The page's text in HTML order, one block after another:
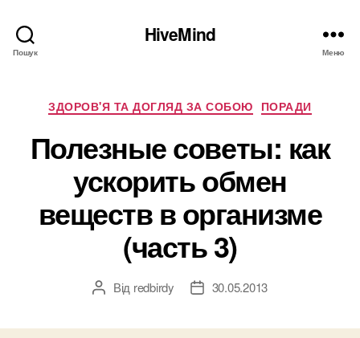
Пошук
HiveMind
Меню
Категорії
ЗДОРОВ'Я ТА ДОГЛЯД ЗА СОБОЮ ПОРАДИ
Полезные советы: как
ускорить обмен
веществ в организме
(часть 3)
Автор
Від redbirdy
Дата30.05.2013